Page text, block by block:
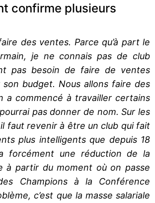
confirme plusieurs
des ventes. Parce qu’à part le
je ne connais pas de club
pas besoin de faire de ventes
son budget. Nous allons faire des
a commencé à travailler certains
pas donner de nom. Sur les
faut revenir à être un club qui fait
plus intelligents que depuis 18
forcément une réduction de la
à partir du moment où on passe
Champions à la Conférence
c’est que la masse salariale